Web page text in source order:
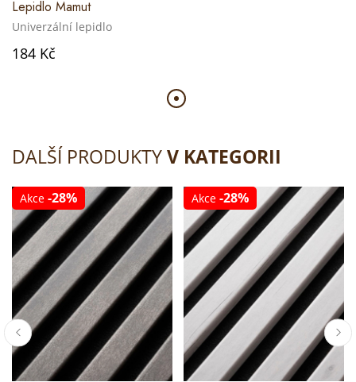
Lepidlo Mamut
Univerzální lepidlo
184 Kč
DALŠÍ PRODUKTYV KATEGORII
Akce -28% Akce -28%